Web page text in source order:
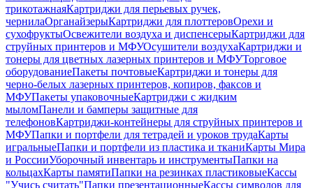
трикотажнаяКартриджи для перьевых ручек,
чернилаОрганайзерыКартриджи для плоттеровОрехи и
сухофруктыОсвежители воздуха и диспенсерыКартриджи для
струйных принтеров и МФУОсушители воздухаКартриджи и
тонеры для цветных лазерных принтеров и МФУТорговое
оборудованиеПакеты почтовыеКартриджи и тонеры для
черно-белых лазерных принтеров, копиров, факсов и
МФУПакеты упаковочныеКартриджи с жидким
мыломПанели и бамперы защитные для
телефоновКартриджи-контейнеры для струйных принтеров и
МФУПапки и портфели для тетрадей и уроков трудаКарты
игральныеПапки и портфели из пластика и тканиКарты Мира
и РоссииУборочный инвентарь и инструментыПапки на
кольцахКарты памятиПапки на резинках пластиковыеКассы
"Учись считать"Папки презентационныеКассы символов для